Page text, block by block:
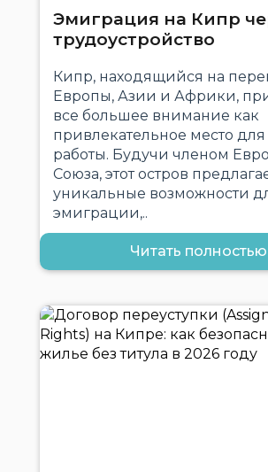
Эмиграция на Кипр
трудоустройство
Кипр, находящийся на
Европы, Азии и Африки,
все большее внимание как
привлекательное место
работы. Будучи членом
Союза, этот остров
уникальные возможности
эмиграции,..
Читать полностью